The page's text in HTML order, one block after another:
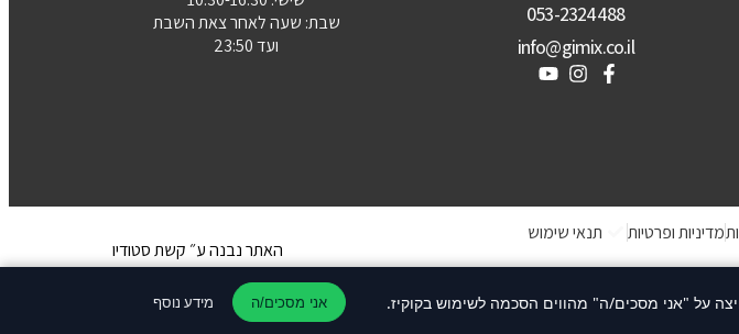
053-2324488
info@gimix.co.il
שבת: שעה לאחר צאת השבת
ועד 23:50
מדיניות ופרטיות תנאי שימוש
האתר נבנה ע״ קשת סטודיו
אני מסכים/ה מידע נוסף